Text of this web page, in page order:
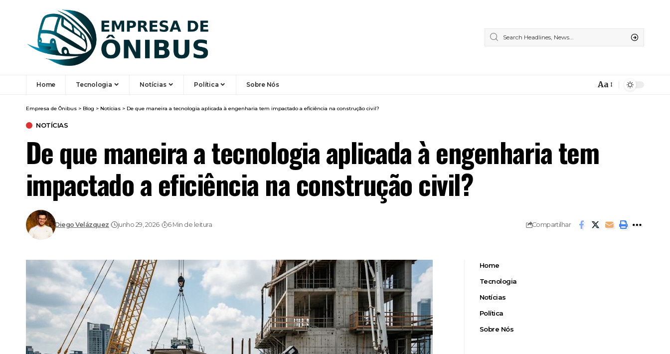
Home Tecnologia Notícias Política Sobre Nós
Font
Aa
Empresa de Ônibus > Blog > Notícias > De que maneira a tecnologia aplicada à engenharia tem impactado a eficiência na construção civil?
NOTÍCIAS
De que maneira a tecnologia aplicada à engenharia tem
impactado a eficiência na construção civil?
Diego Velázquez junho 29, 2026 6 Min de leitura Compartilhar
Home
Tecnologia
Notícias
Política
Sobre Nós